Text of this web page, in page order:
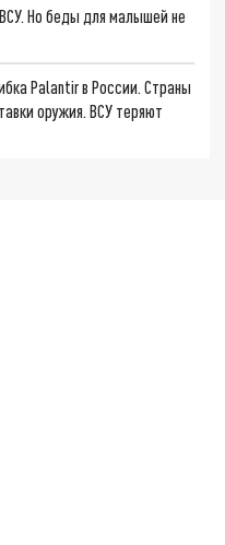
Но беды для малышей не
Palantir в России. Страны
оружия. ВСУ теряют